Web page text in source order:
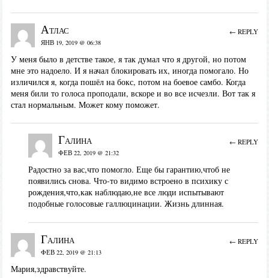
Атлас
ЯНВ 19, 2019 @ 06:38
У меня было в детстве такое, я так думал что я другой, но потом
мне это надоело. И я начал блокировать их, иногда помогало. Но
изличился я, когда пошёл на бокс, потом на боевое самбо. Когда
меня били то голоса проподали, вскоре и во все исчезли. Вот так я
стал нормальным. Может кому поможет.
← REPLY
Галина
ФЕВ 22, 2019 @ 21:32
Радостно за вас,что помогло. Еще бы гарантию,чтоб не
появились снова. Что-то видимо встроено в психику с
рождения,что,как наблюдаю,не все люди испытывают
подобные голосовые галлюцинации. Жизнь длинная.
← REPLY
Галина
ФЕВ 22, 2019 @ 21:13
Мария,здравствуйте.
← REPLY